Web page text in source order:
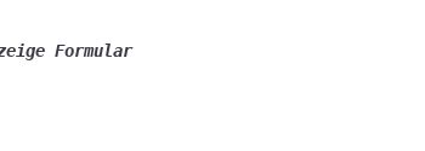
Formular